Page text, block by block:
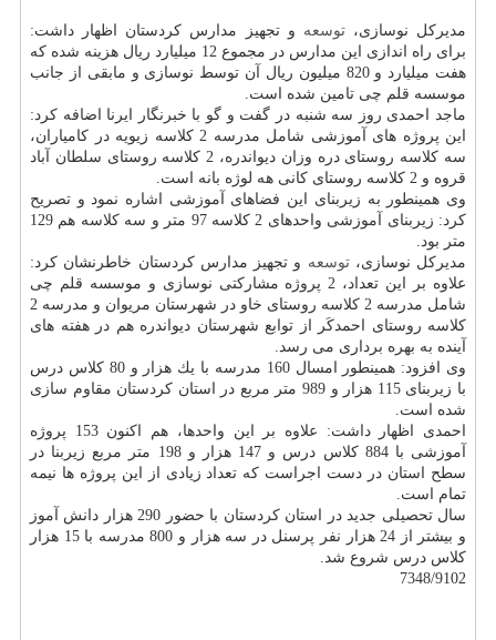
مدیركل نوسازی،توسعه و تجهیز مدارس كردستان اظهار داشت:
برای راه اندازی این مدارس در مجموع 12 میلیارد ریال هزینه شده كه
هفت میلیارد و 820 میلیون ریال آن توسط نوسازی و مابقی از جانب
موسسه قلم چی تامین شده است.
ماجد احمدی روز سه شنبه در گفت و گو با خبرنگار ایرنا اضافه كرد:
این پروژه های آموزشی شامل مدرسه 2 كلاسه زیویه در كامیاران،
سه كلاسه روستای دره وزان دیواندره، 2 كلاسه روستای سلطان آباد
قروه و 2 كلاسه روستای كانی هه لوژه بانه است.
وی همینطور به زیربنای این فضاهای آموزشی اشاره نمود و تصریح
كرد: زیربنای آموزشی واحدهای 2 كلاسه 97 متر و سه كلاسه هم 129
متر بود.
مدیركل نوسازی،توسعه و تجهیز مدارس كردستان خاطرنشان كرد:
علاوه بر این تعداد، 2 پروژه مشاركتی نوسازی و موسسه قلم چی
شامل مدرسه 2 كلاسه روستای خاو در شهرستان مریوان و مدرسه 2
كلاسه روستای احمدكَر از توابع شهرستان دیواندره هم در هفته های
آینده به بهره برداری می رسد.
وی افزود: همینطور امسال 160 مدرسه با یك هزار و 80 كلاس درس
با زیربنای 115 هزار و 989 متر مربع در استان كردستان مقاوم سازی
شده است.
احمدی اظهار داشت: علاوه بر این واحدها، هم اكنون 153 پروژه
آموزشی با 884 كلاس درس و 147 هزار و 198 متر مربع زیربنا در
سطح استان در دست اجراست كه تعداد زیادی از این پروژه ها نیمه
تمام است.
سال تحصیلی جدید در استان كردستان با حضور 290 هزار دانش آموز
و بیشتر از 24 هزار نفر پرسنل در سه هزار و 800 مدرسه با 15 هزار
كلاس درس شروع شد.
7348/9102